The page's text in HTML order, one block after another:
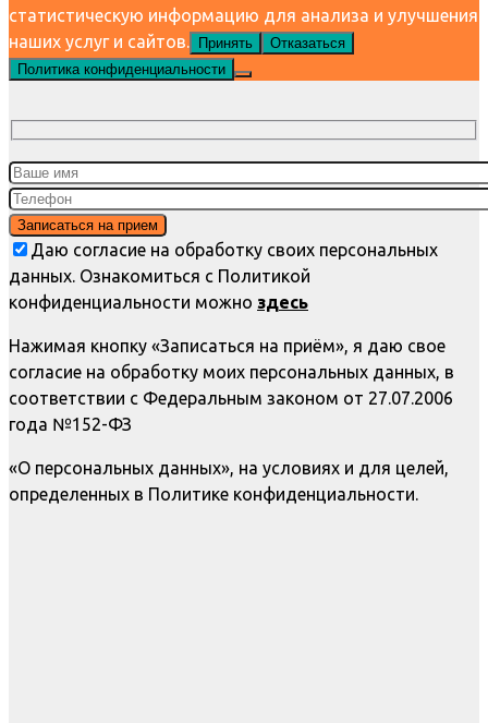
статистическую информацию для анализа и улучшения
наших услуг и сайтов.
Принять
Отказаться
Политика конфиденциальности
Даю согласие на обработку своих персональных
данных. Ознакомиться с Политикой
конфиденциальности можно здесь
Нажимая кнопку «Записаться на приём», я даю свое
согласие на обработку моих персональных данных, в
соответствии с Федеральным законом от 27.07.2006
года №152-ФЗ
«О персональных данных», на условиях и для целей,
определенных в Политике конфиденциальности.